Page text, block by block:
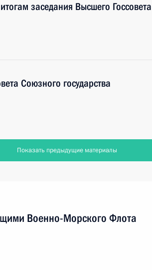
заседания Высшего Госсовета
Союзного государства
Показать предыдущие материалы
Военно-Морского Флота